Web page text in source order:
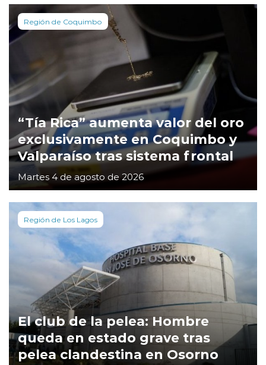
Región de Coquimbo
“Tía Rica” aumenta valor del oro
exclusivamente en Coquimbo y
Valparaíso tras sistema frontal
Martes 4 de agosto de 2026
Región de Los Lagos
El club de la pelea: Hombre
queda en estado grave tras
pelea clandestina en Osorno